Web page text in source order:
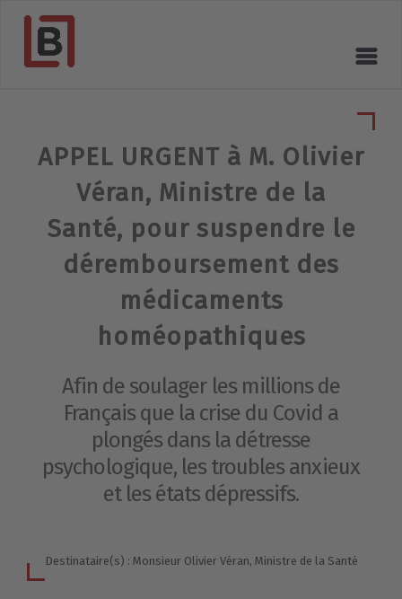
APPEL URGENT à M. Olivier
Véran, Ministre de la
Santé, pour suspendre le
déremboursement des
médicaments
homéopathiques
Afin de soulager les millions de
Français que la crise du Covid a
plongés dans la détresse
psychologique, les troubles anxieux
et les états dépressifs.
Destinataire(s) : Monsieur Olivier Véran, Ministre de la Santé